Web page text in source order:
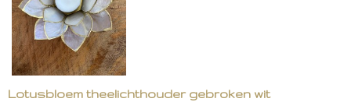
Lotusbloem theelichthouder gebroken wit